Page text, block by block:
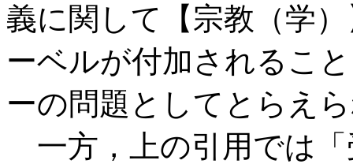
義に関して【宗教（学
ーベルが付加されるこ
ーの問題としてとらえ
一方，上の引用では